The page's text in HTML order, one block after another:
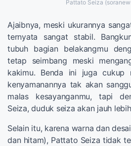
Pattato Seiza
Ajaibnya, meski ukurannya
ternyata sangat stabil.
tubuh bagian belakangmu
tetap seimbang meski
kakimu. Benda ini juga cukup
kenyamanannya tak akan
malas kesayanganmu, tapi
Seiza, duduk seiza akan jauh
Selain itu, karena warna dan
dan hitam), Pattato Seiza tidak